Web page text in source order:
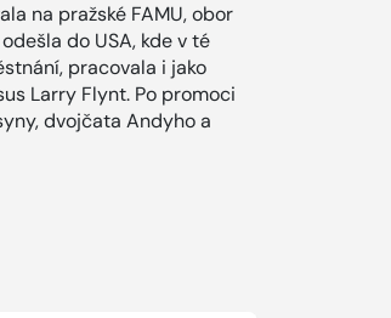
na pražské FAMU, obor
do USA, kde v té
pracovala i jako
Larry Flynt. Po promoci
dvojčata Andyho a